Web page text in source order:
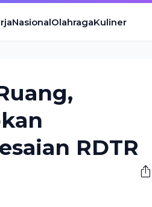
NasionalOlahragaKuliner
RDTR